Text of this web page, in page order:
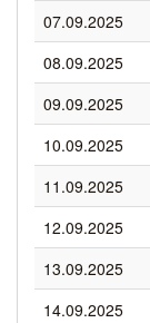
07.09.2025
08.09.2025
09.09.2025
10.09.2025
11.09.2025
12.09.2025
13.09.2025
14.09.2025